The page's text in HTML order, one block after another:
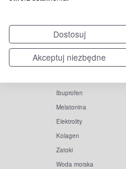
Dostosuj
Akceptuj niezbędne
Witamina C
Krople do oczu
Tran
Ibuprofen
Melatonina
Elektrolity
Kolagen
Zatoki
Woda morska